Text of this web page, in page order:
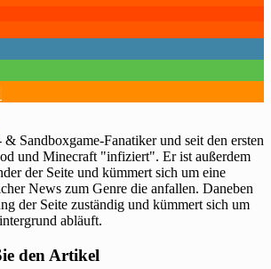
Sandboxgame-Fanatiker und seit den ersten
und Minecraft "infiziert". Er ist außerdem
der Seite und kümmert sich um eine
News zum Genre die anfallen. Daneben
der Seite zuständig und kümmert sich um
abläuft.
den Artikel